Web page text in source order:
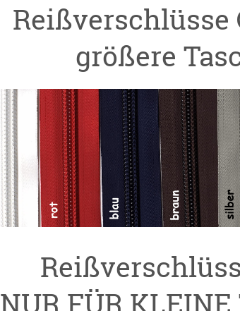
Reißverschlüsse
größere
NUR FÜR KLEINE